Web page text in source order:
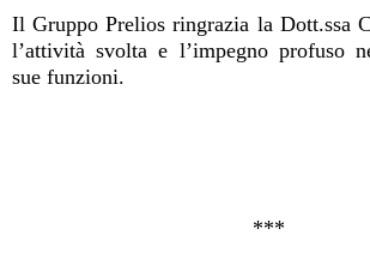
Il Gruppo Prelios ringrazia la Dott.ssa
l’attività svolta e l’impegno profuso
sue funzioni.
***